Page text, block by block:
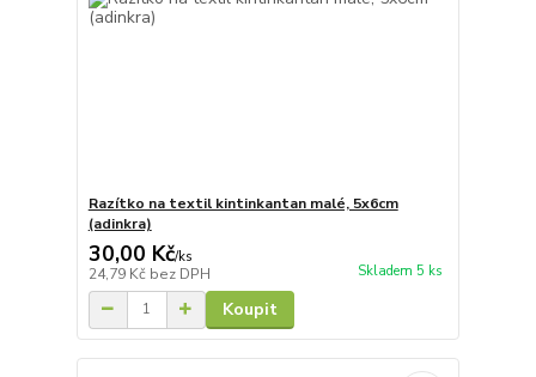
Razítko na textil kintinkantan malé, 5x6cm
(adinkra)
30,00 Kč/ks
24,79 Kč bez DPH Skladem 5 ks
Koupit